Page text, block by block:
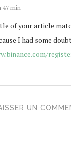
47 min
of your article
I had some
UN